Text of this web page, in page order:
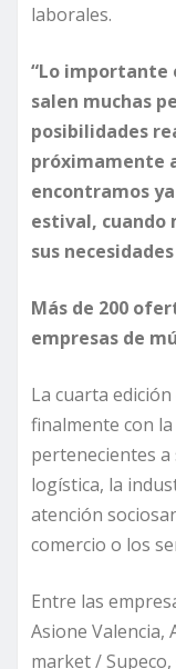
laborales.
“Lo importante
salen muchas
posibilidades
próximamente
encontramos
estival, cuando
sus
Más de 200
empresas de
La cuarta
finalmente con
pertenecientes a
logística, la
atención
comercio o los
Entre las
Asione Valencia,
market /